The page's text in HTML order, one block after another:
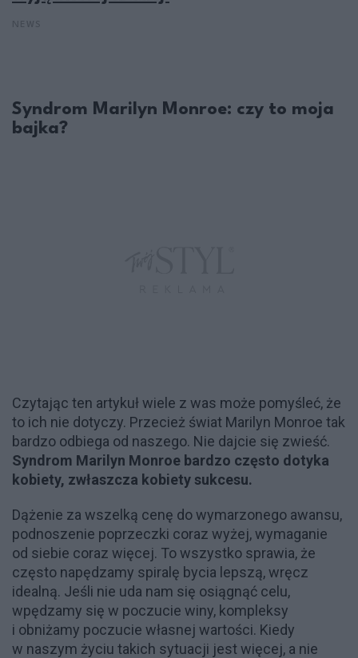
Syndrom Marilyn Monroe: czy to moja
bajka?
Czytając ten artykuł wiele z was może pomyśleć, że
to ich nie dotyczy. Przecież świat Marilyn Monroe tak
bardzo odbiega od naszego. Nie dajcie się zwieść.
Syndrom Marilyn Monroe bardzo często dotyka
kobiety, zwłaszcza kobiety sukcesu.
Dążenie za wszelką cenę do wymarzonego awansu,
podnoszenie poprzeczki coraz wyżej, wymaganie
od siebie coraz więcej. To wszystko sprawia, że
często napędzamy spiralę bycia lepszą, wręcz
idealną. Jeśli nie uda nam się osiągnąć celu,
wpędzamy się w poczucie winy, kompleksy
i obniżamy poczucie własnej wartości. Kiedy
w naszym życiu takich sytuacji jest więcej, a nie